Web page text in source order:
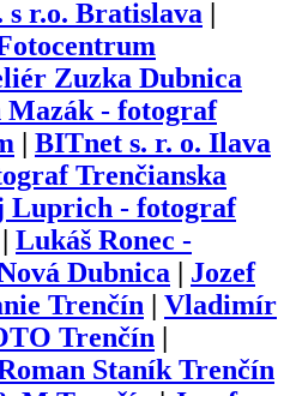
s r.o. Bratislava
Zuzka Dubnica
Mazák - fotograf
BITnet s. r. o. Ilava
Trenčianska
Luprich - fotograf
Lukáš Ronec -
Dubnica
Jozef
Trenčín
Vladimír
Trenčín
Staník Trenčín